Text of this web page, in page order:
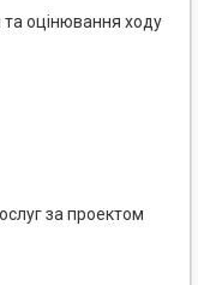
та оцінювання ходу
за проектом